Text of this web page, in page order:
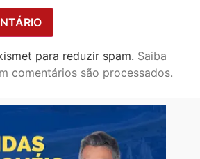
para reduzir spam. Saiba
comentários são processados.